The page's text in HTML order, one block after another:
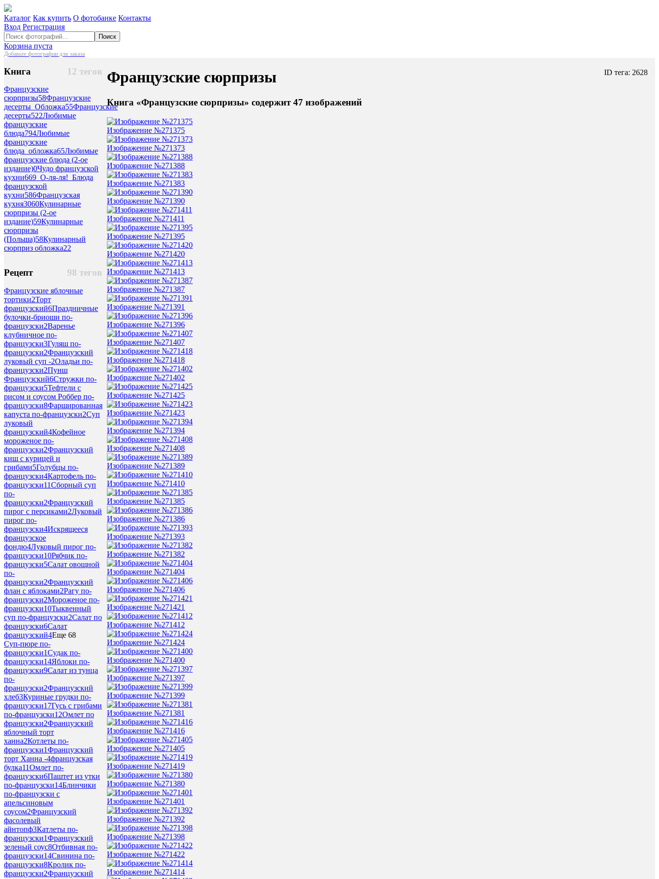
Каталог Как купить О фотобанке Контакты
Вход Регистрация
Поиск
Корзина пуста
Добавьте фотографии для заказа
12 тегов
Книга
Французские
сюрпризы58Французские
десерты_Обложка55Французские
десерты522Любимые
французские
блюда794Любимые
французские
блюда_обложка65Любимые
французские блюда (2-ое
издание)0Чудо французской
кухни669 _О-ля-ля!_Блюда
французской
кухни586Французская
кухня3060Кулинарные
сюрпризы (2-ое
издание)59Кулинарные
сюрпризы
(Польша)58Кулинарный
сюрприз обложка22
98 тегов
Рецепт
Французские яблочные
тортики2Торт
французский6Праздничные
булочки-бриоши по-
французски2Варенье
клубничное по-
французски3Гуляш по-
французски2Французский
луковый суп -2Оладьи по-
французски2Пунш
Французский6Стружки по-
французски5Тефтели с
рисом и соусом Роббер по-
французски8Фаршированная
капуста по-французски2Суп
луковый
французский4Кофейное
мороженое по-
французски2Французский
киш с курицей и
грибами5Голубцы по-
французски4Картофель по-
французски11Сборный суп
по-
французски2Французский
пирог с персиками2Луковый
пирог по-
французски4Искрящееся
французское
фондю4Луковый пирог по-
французски10Рябчик по-
французски5Салат овощной
по-
французски2Французский
флан с яблоками2Рагу по-
французски2Мороженое по-
французски10Тыквенный
суп по-французски2Салат по
французски6Салат
французский4Еще 68
Суп-пюре по-
французски1Судак по-
французски14Яблоки по-
французски9Салат из тунца
по-
французски2Французский
хлеб3Куриные грудки по-
французски17Гусь с грибами
по-французски12Омлет по
французски2Французский
яблочный торт
ханна2Котлеты по-
французски1Французский
торт Ханна -4французская
булка11Омлет по-
французски6Паштет из утки
по-французски14Блинчики
по-французски с
апельсиновым
соусом2Французский
фасолевый
айнтопф3Катлеты по-
французски1Французский
зеленый соус8Отбивная по-
французски14Свинина по-
французски8Кролик по-
французски2Французский
ID тега: 2628
Французские сюрпризы
Книга «Французские сюрпризы» содержит 47 изображений
Изображение №271375
Изображение №271373
Изображение №271388
Изображение №271383
Изображение №271390
Изображение №271411
Изображение №271395
Изображение №271420
Изображение №271413
Изображение №271387
Изображение №271391
Изображение №271396
Изображение №271407
Изображение №271418
Изображение №271402
Изображение №271425
Изображение №271423
Изображение №271394
Изображение №271408
Изображение №271389
Изображение №271410
Изображение №271385
Изображение №271386
Изображение №271393
Изображение №271382
Изображение №271404
Изображение №271406
Изображение №271421
Изображение №271412
Изображение №271424
Изображение №271400
Изображение №271397
Изображение №271399
Изображение №271381
Изображение №271416
Изображение №271405
Изображение №271419
Изображение №271380
Изображение №271401
Изображение №271392
Изображение №271398
Изображение №271422
Изображение №271414